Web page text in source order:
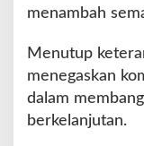
menambah
Menutup
menegaskan
dalam
berkelanjutan.